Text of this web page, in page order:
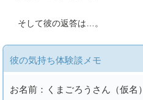
そして彼の返答は…。
彼の気持ち体験談メモ
お名前：くまごろうさん（仮名）